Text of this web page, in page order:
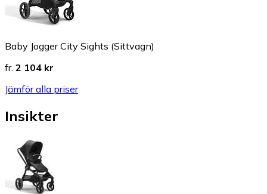
Baby Jogger City Sights (Sittvagn)
fr. 2 104 kr
Jämför alla priser
Insikter